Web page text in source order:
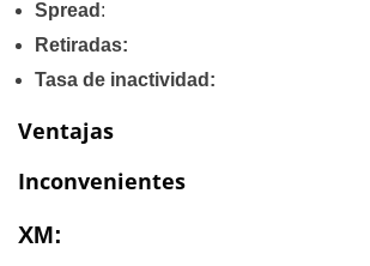
Spread :
Retiradas:
Tasa de inactividad:
Ventajas
Inconvenientes
XM: